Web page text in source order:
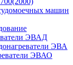
машин
ЭВАД
ЭВА
ЭВАО